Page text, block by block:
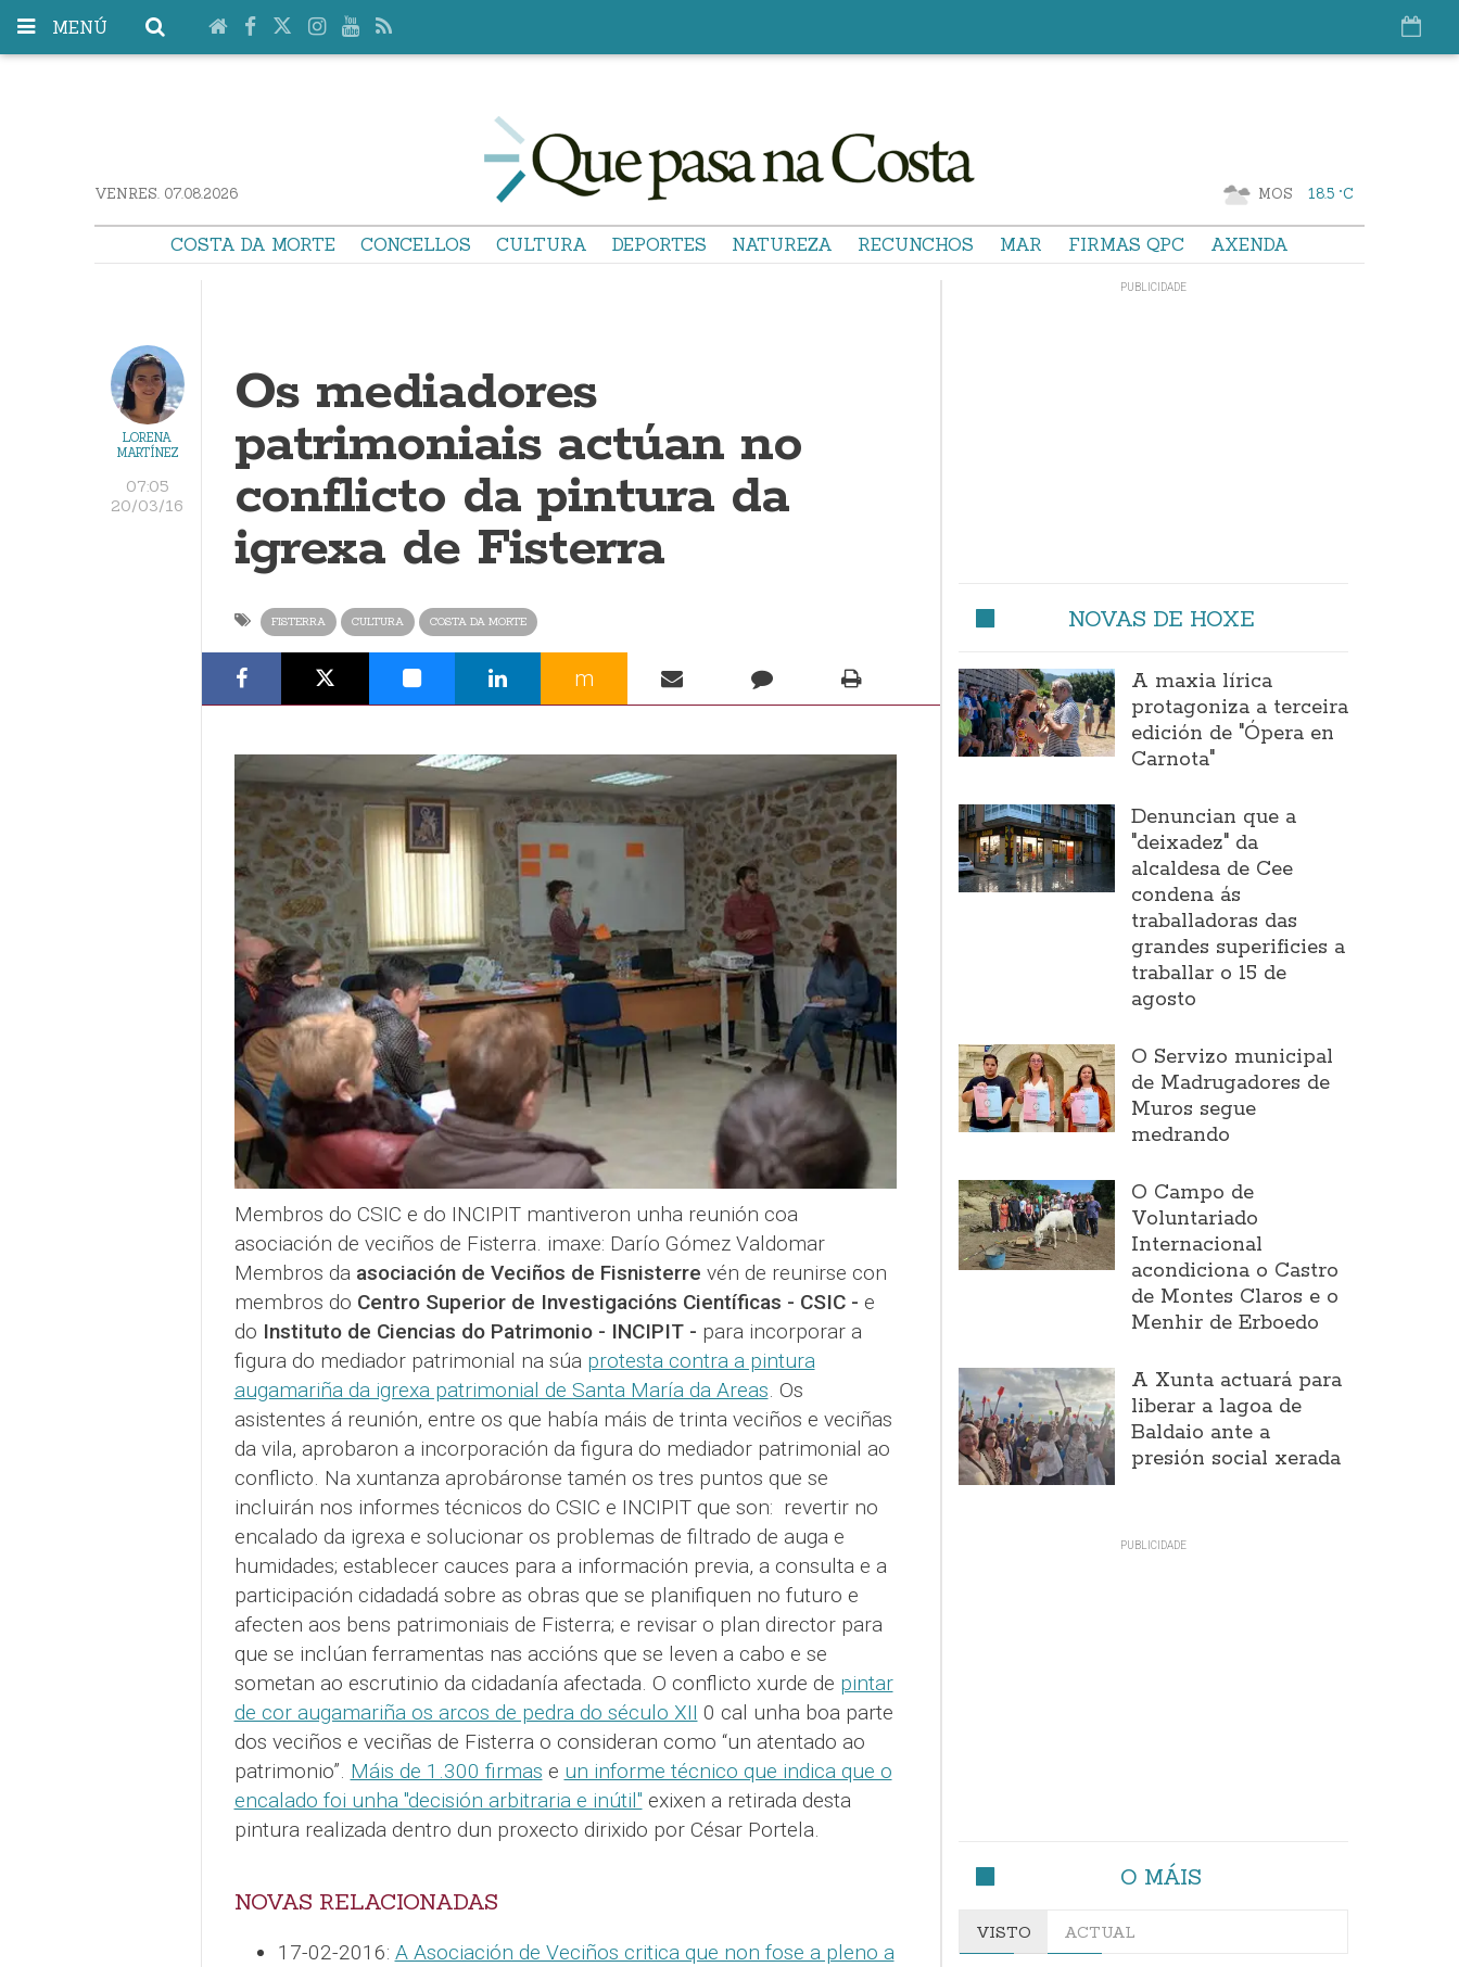
MENÚ
VENRES. 07.08.2026 MOS 18.5 °C
COSTA DA MORTE CONCELLOS CULTURA DEPORTES NATUREZA RECUNCHOS MAR FIRMAS QPC AXENDA
LORENA
MARTÍNEZ
07:05
20/03/16
Os mediadores
patrimoniais actúan no
conflicto da pintura da
igrexa de Fisterra
FISTERRA CULTURA COSTA DA MORTE
m
Membros do CSIC e do INCIPIT mantiveron unha reunión coa
asociación de veciños de Fisterra. imaxe: Darío Gómez Valdomar
Membros da asociación de Veciños de Fisnisterre vén de reunirse con
membros do Centro Superior de Investigacións Científicas - CSIC - e
do Instituto de Ciencias do Patrimonio - INCIPIT - para incorporar a
figura do mediador patrimonial na súa protesta contra a pintura
augamariña da igrexa patrimonial de Santa María da Areas . Os
asistentes á reunión, entre os que había máis de trinta veciños e veciñas
da vila, aprobaron a incorporación da figura do mediador patrimonial ao
conflicto. Na xuntanza aprobáronse tamén os tres puntos que se
incluirán nos informes técnicos do CSIC e INCIPIT que son: revertir no
encalado da igrexa e solucionar os problemas de filtrado de auga e
humidades; establecer cauces para a información previa, a consulta e a
participación cidadadá sobre as obras que se planifiquen no futuro e
afecten aos bens patrimoniais de Fisterra; e revisar o plan director para
que se inclúan ferramentas nas accións que se leven a cabo e se
sometan ao escrutinio da cidadanía afectada. O conflicto xurde de pintar
de cor augamariña os arcos de pedra do século XII 0 cal unha boa parte
dos veciños e veciñas de Fisterra o consideran como “un atentado ao
patrimonio”. Máis de 1.300 firmas e un informe técnico que indica que o
encalado foi unha "decisión arbitraria e inútil" exixen a retirada desta
pintura realizada dentro dun proxecto dirixido por César Portela.
NOVAS RELACIONADAS
17-02-2016: A Asociación de Veciños critica que non fose a pleno a
NOVAS DE HOXE
A maxia lírica
protagoniza a terceira
edición de "Ópera en
Carnota"
Denuncian que a
"deixadez" da
alcaldesa de Cee
condena ás
traballadoras das
grandes superificies a
traballar o 15 de
agosto
O Servizo municipal
de Madrugadores de
Muros segue
medrando
O Campo de
Voluntariado
Internacional
acondiciona o Castro
de Montes Claros e o
Menhir de Erboedo
A Xunta actuará para
liberar a lagoa de
Baldaio ante a
presión social xerada
O MÁIS
VISTO ACTUAL